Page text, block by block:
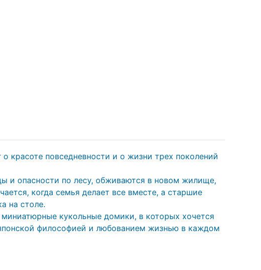
красоте повседневности и о жизни трех поколений
и опасности по лесу, обживаются в новом жилище,
когда семья делает все вместе, а старшие
на столе.
кукольные домики, в которых хочется
философией и любованием жизнью в каждом